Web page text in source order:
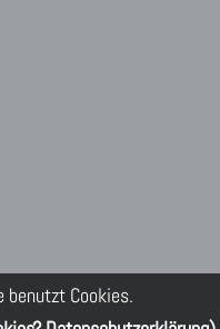
benutzt Cookies.